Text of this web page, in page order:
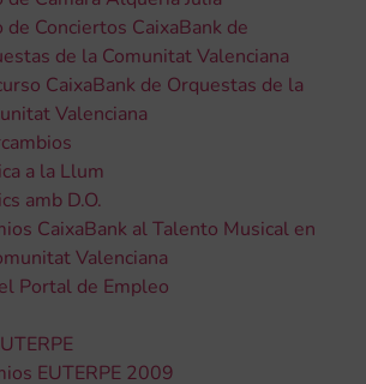
de Conciertos CaixaBank de
de la Comunitat Valenciana
CaixaBank de Orquestas de la
Valenciana
a la Llum
amb D.O.
CaixaBank al Talento Musical en
Valenciana
Portal de Empleo
EUTERPE 2009